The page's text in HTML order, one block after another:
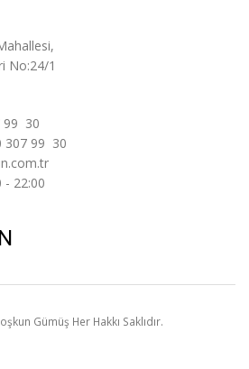
No:24/1
99 30
307 99 30
- 22:00
Gümüş Her Hakkı Saklıdır.